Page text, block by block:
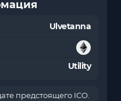
Ulvetanna
Utility
предстоящего ICO.